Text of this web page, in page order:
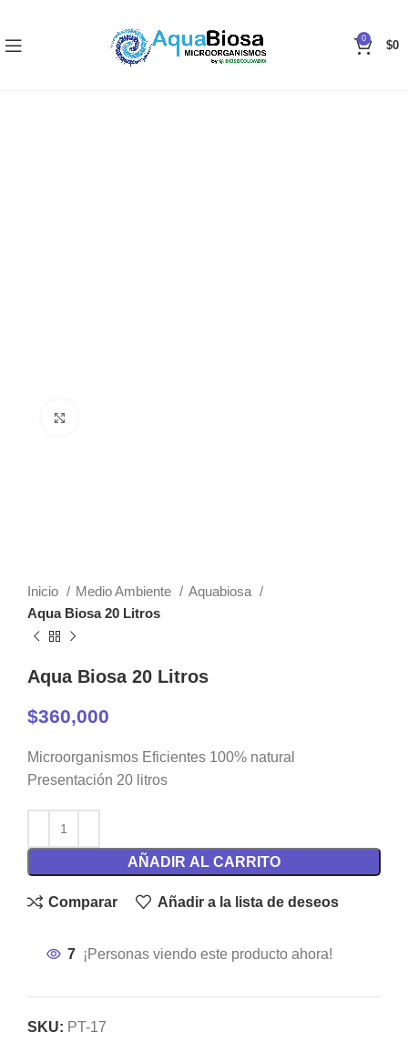
0
$0
Inicio Medio Ambiente
Aquabiosa
Aqua Biosa 20 Litros
Aqua Biosa 20 Litros
$360,000
Microorganismos Eficientes 100% natural
Presentación 20 litros
AÑADIR AL CARRITO
Comparar Añadir a la lista de deseos
7 ¡Personas viendo este producto ahora!
SKU: PT-17